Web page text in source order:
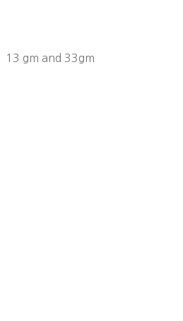
13 gm and 33gm